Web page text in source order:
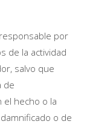
por
de la actividad
salvo que
de
el hecho o la
o de